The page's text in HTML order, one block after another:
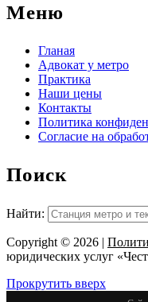
Меню
Гланая
Адвокат у метро
Практика
Наши цены
Контакты
Политика
Согласие на
Поиск
Найти:
Copyright © 2026 |
юридических услуг
Прокрутить вверх